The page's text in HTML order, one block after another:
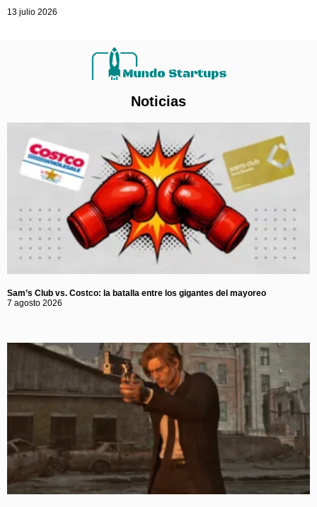
13 julio 2026
Noticias
Sam’s Club vs. Costco: la batalla entre los gigantes del mayoreo
7 agosto 2026